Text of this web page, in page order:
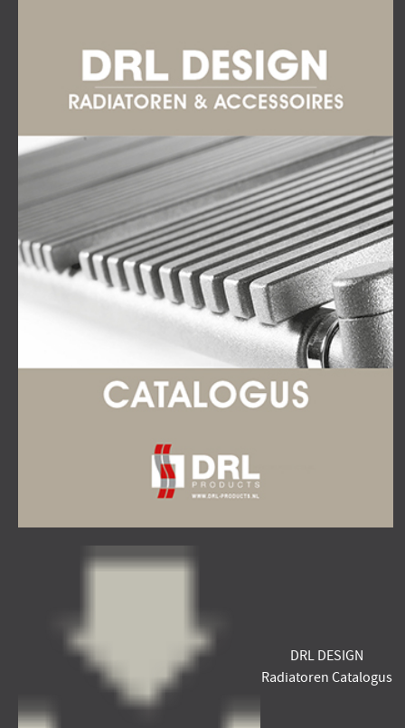
DRL DESIGN
Radiatoren Catalogus